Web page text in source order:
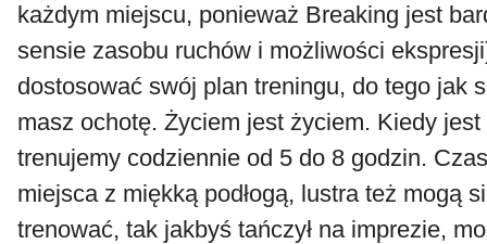
każdym miejscu, ponieważ Breaking jest
sensie zasobu ruchów i możliwości
dostosować swój plan treningu, do tego jak
masz ochotę. Życiem jest życiem. Kiedy
trenujemy codziennie od 5 do 8 godzin.
miejsca z miękką podłogą, lustra też mogą
trenować, tak jakbyś tańczył na imprezie,